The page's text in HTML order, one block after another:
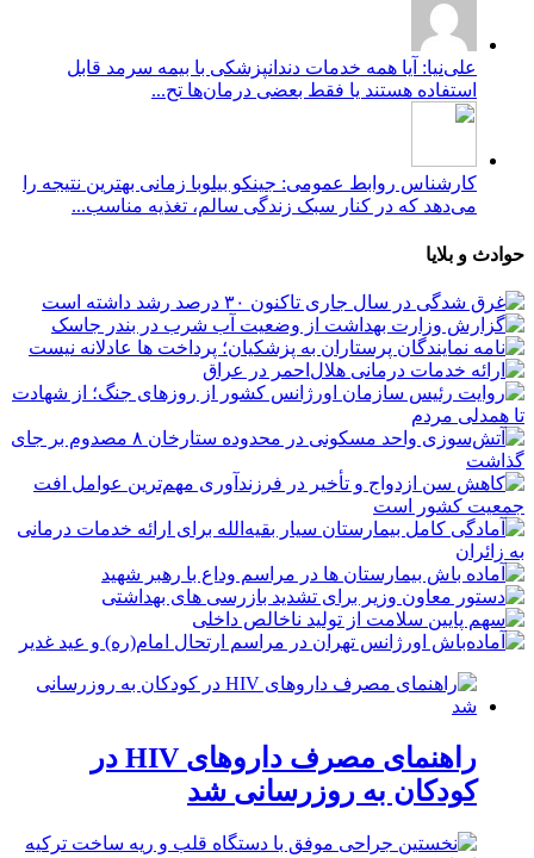
علی‌نیا: آیا همه خدمات دندانپزشکی با بیمه سرمد قابل
استفاده هستند یا فقط بعضی درمان‌ها تح...
کارشناس روابط عمومی: جینکو بیلوبا زمانی بهترین نتیجه را
می‌دهد که در کنار سبک زندگی سالم، تغذیه مناسب...
حوادث و بلایا
راهنمای مصرف داروهای HIV در
کودکان به روزرسانی شد